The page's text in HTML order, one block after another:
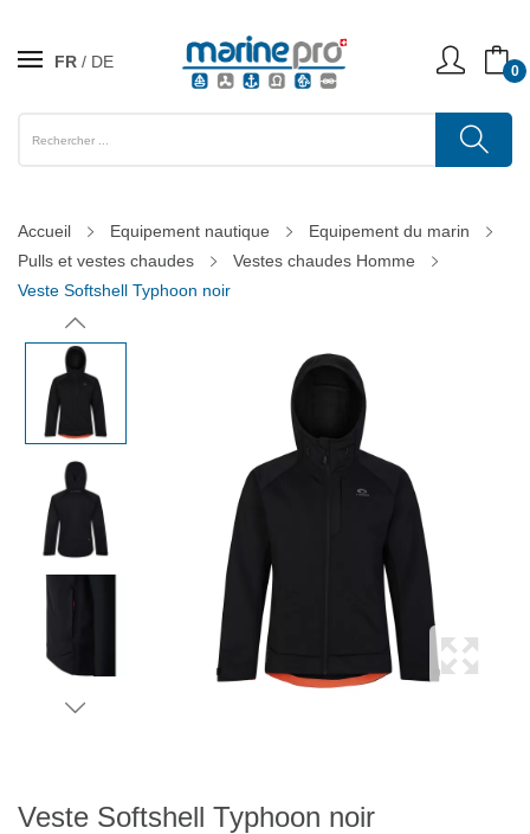
FR DE 0
Accueil Equipement nautique
Equipement du marin
Pulls et vestes chaudes
Vestes chaudes Homme
Veste Softshell Typhoon noir
Veste Softshell Typhoon noir